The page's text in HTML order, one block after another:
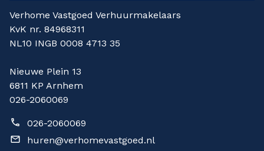
Verhome Vastgoed Verhuurmakelaars
KvK nr. 84968311
NL10 INGB 0008 4713 35
Nieuwe Plein 13
6811 KP Arnhem
026-2060069
026-2060069
huren@verhomevastgoed.nl